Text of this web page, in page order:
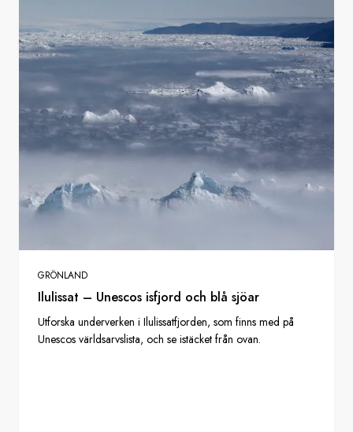
GRÖNLAND
Ilulissat – Unescos isfjord och blå sjöar
Utforska underverken i Ilulissatfjorden, som finns med på
Unescos världsarvslista, och se istäcket från ovan.